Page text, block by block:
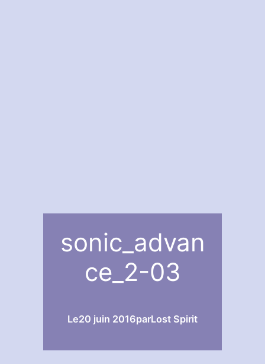
sonic_advan
ce_2-03
Le20 juin 2016parLost Spirit